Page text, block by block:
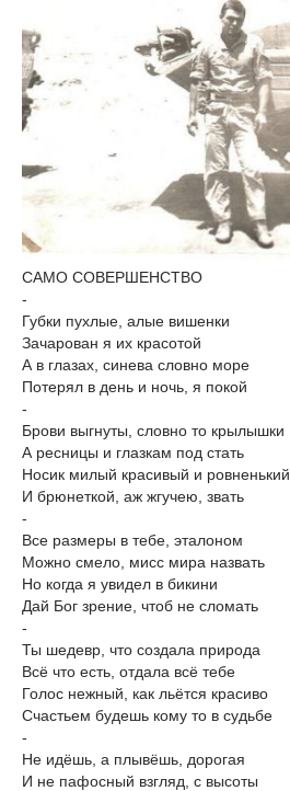
САМО СОВЕРШЕНСТВО
-
Губки пухлые, алые вишенки
Зачарован я их красотой
А в глазах, синева словно море
Потерял в день и ночь, я покой
-
Брови выгнуты, словно то крылышки
А ресницы и глазкам под стать
Носик милый красивый и ровненький
И брюнеткой, аж жгучею, звать
-
Все размеры в тебе, эталоном
Можно смело, мисс мира назвать
Но когда я увидел в бикини
Дай Бог зрение, чтоб не сломать
-
Ты шедевр, что создала природа
Всё что есть, отдала всё тебе
Голос нежный, как льётся красиво
Счастьем будешь кому то в судьбе
-
Не идёшь, а плывёшь, дорогая
И не пафосный взгляд, с высоты